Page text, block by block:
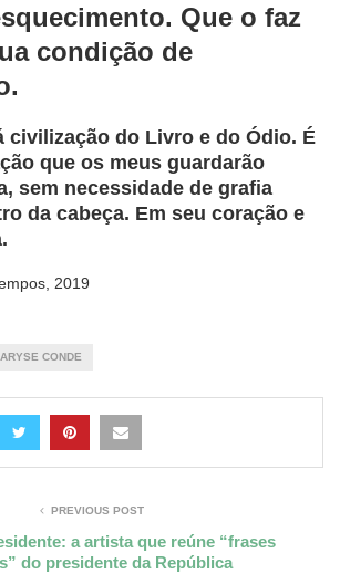
Que o faz
condição de
civilização do Livro e do Ódio. É
que os meus guardarão
sem necessidade de grafia
da cabeça. Em seu coração e
2019
CONDE
PREVIOUS POST
a artista que reúne “frases
do presidente da República